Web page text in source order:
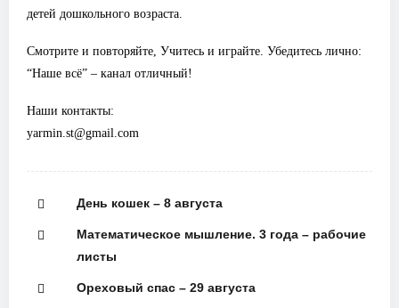
детей дошкольного возраста.
Смотрите и повторяйте, Учитесь и играйте. Убедитесь лично:
“Наше всё” – канал отличный!
Наши контакты:
yarmin.st@gmail.com
День кошек – 8 августа
Математическое мышление. 3 года – рабочие
листы
Ореховый спас – 29 августа